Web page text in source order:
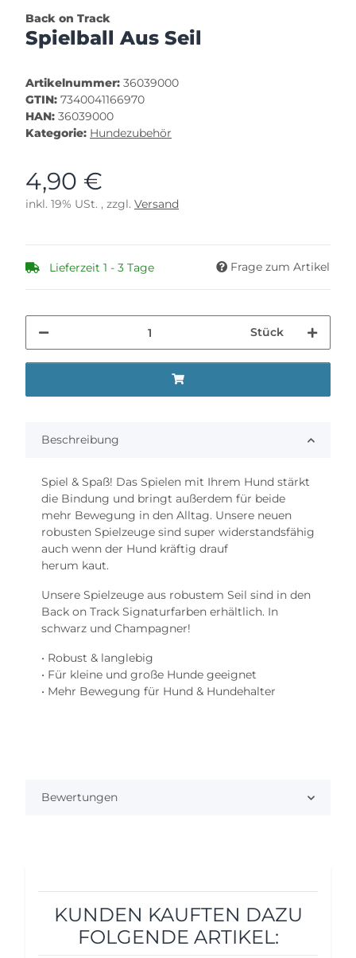
Back on Track
Spielball Aus Seil
Artikelnummer: 36039000
GTIN: 7340041166970
HAN: 36039000
Kategorie: Hundezubehör
4,90 €
inkl. 19% USt. , zzgl. Versand
Lieferzeit 1 - 3 Tage Frage zum Artikel
Stück
Beschreibung
Spiel & Spaß! Das Spielen mit Ihrem Hund stärkt
die Bindung und bringt außerdem für beide
mehr Bewegung in den Alltag. Unsere neuen
robusten Spielzeuge sind super widerstandsfähig
auch wenn der Hund kräftig drauf
herum kaut.
Unsere Spielzeuge aus robustem Seil sind in den
Back on Track Signaturfarben erhältlich. In
schwarz und Champagner!
• Robust & langlebig
• Für kleine und große Hunde geeignet
• Mehr Bewegung für Hund & Hundehalter
Bewertungen
KUNDEN KAUFTEN DAZU
FOLGENDE ARTIKEL: